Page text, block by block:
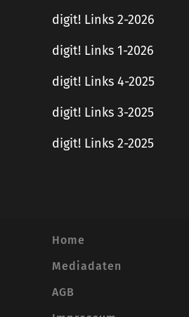
digit! Links 2-2026
digit! Links 1-2026
digit! Links 4-2025
digit! Links 3-2025
digit! Links 2-2025
Home
Mediadaten
AGB